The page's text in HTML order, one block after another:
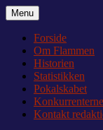
Videre
til
indhold
Flammen
Nyheder og debat
Menu
Forside
Om Flammen
Historien
Statistikken
Pokalskabet
Konkurrenterne
Kontakt